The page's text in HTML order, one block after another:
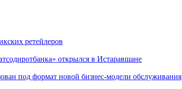
ретейлеров
открылся в Истаравшане
под формат новой бизнес-модели обслуживания